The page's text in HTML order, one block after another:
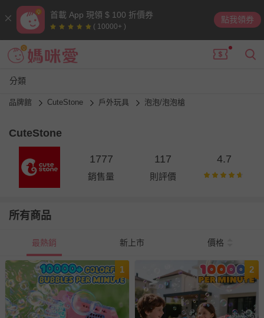
首載 App 現領 $ 100 折價券
( 10000+ )
點我領券
分類
品牌館 CuteStone 戶外玩具 泡泡/泡泡槍
CuteStone
1777
銷售量
117
則評價
4.7
所有商品
最熱銷 新上市 價格
1 2